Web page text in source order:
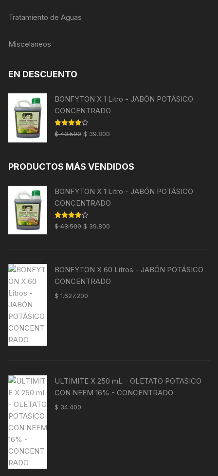
Tratamiento de Aguas
Miscelaneos
EN DESCUENTO
BONFYTON X 1 Litro - JABÓN POTÁSICO
CONCENTRADO
Valorado
con 4.00
$43.500 El
era:
$ 39.800
es:
PRODUCTOS MÁS VENDIDOS
BONFYTON X 1 Litro - JABÓN POTÁSICO
CONCENTRADO
Valorado
con 4.00
$43.500 El
$ 43.500.
$ 39.800
$ 39.800.
BONFYTON X 60 Litros - JABÓN POTÁSICO
CONCENTRADO
$ 1.627.200
ULTIMITE X 250 mL - OLETATO POTASICO
CON NEEM 16% - CONCENTRADO
$ 34.400